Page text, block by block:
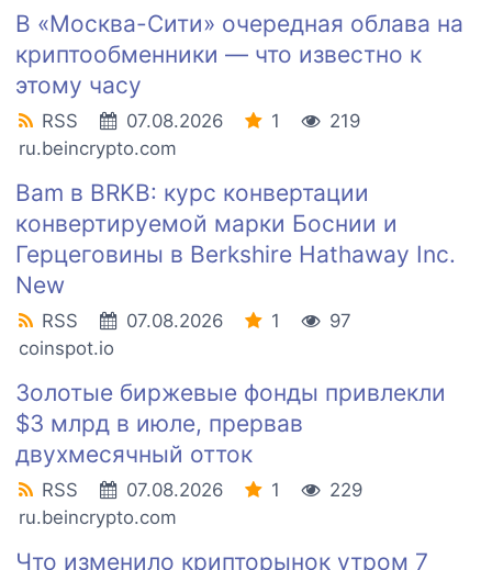
В «Москва-Сити» очередная облава на
криптообменники — что известно к
этому часу
RSS 07.08.2026 1
219
ru.beincrypto.com
Bam в BRKB: курс конвертации
конвертируемой марки Боснии и
Герцеговины в Berkshire Hathaway Inc.
New
RSS 07.08.2026 1
97
coinspot.io
Золотые биржевые фонды привлекли
$3 млрд в июле, прервав
двухмесячный отток
RSS 07.08.2026 1
229
ru.beincrypto.com
Что изменило крипторынок утром 7